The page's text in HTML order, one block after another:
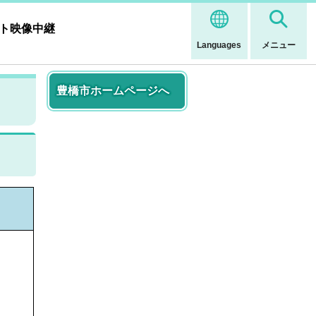
Languages メニュー
映像中継
豊橋市ホームページへ